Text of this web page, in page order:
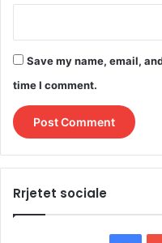
Save my name, email,
time I comment.
Rrjetet sociale